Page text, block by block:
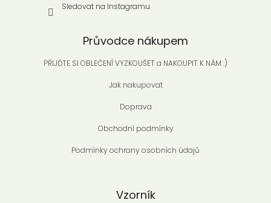
Sledovat na Instagramu
Průvodce nákupem
PŘIJĎTE SI OBLEČENÍ VYZKOUŠET a NAKOUPIT K NÁM :)
Jak nakupovat
Doprava
Obchodní podmínky
Podmínky ochrany osobních údajů
Vzorník